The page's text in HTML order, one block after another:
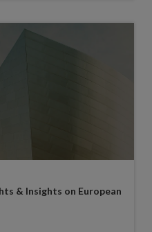
& Insights on European